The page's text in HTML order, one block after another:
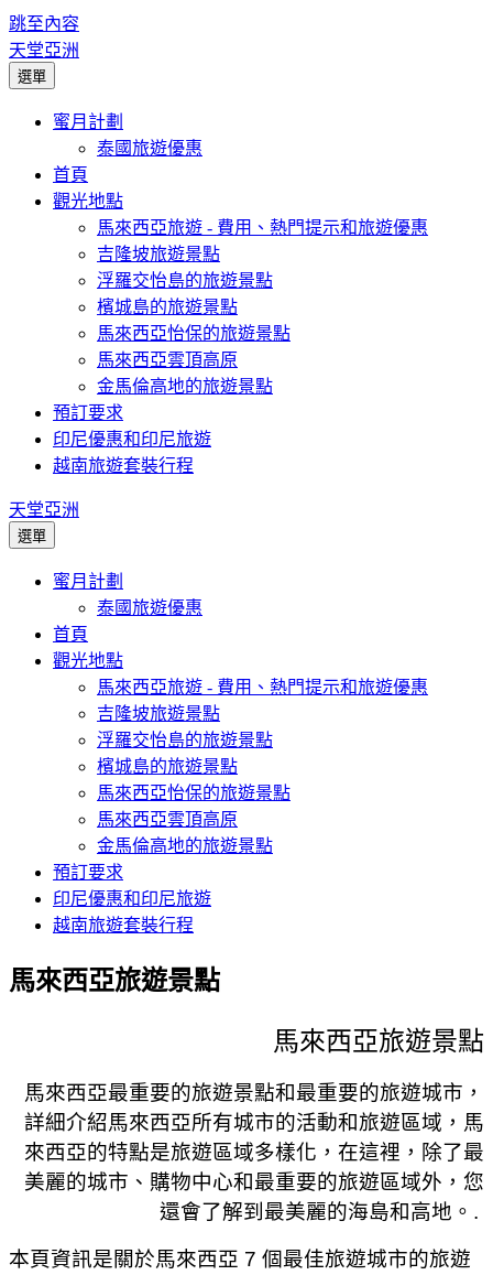
跳至內容
天堂亞洲
選單
蜜月計劃
泰國旅遊優惠
首頁
觀光地點
馬來西亞旅遊 - 費用、熱門提示和旅遊優惠
吉隆坡旅遊景點
浮羅交怡島的旅遊景點
檳城島的旅遊景點
馬來西亞怡保的旅遊景點
馬來西亞雲頂高原
金馬倫高地的旅遊景點
預訂要求
印尼優惠和印尼旅遊
越南旅遊套裝行程
天堂亞洲
選單
蜜月計劃
泰國旅遊優惠
首頁
觀光地點
馬來西亞旅遊 - 費用、熱門提示和旅遊優惠
吉隆坡旅遊景點
浮羅交怡島的旅遊景點
檳城島的旅遊景點
馬來西亞怡保的旅遊景點
馬來西亞雲頂高原
金馬倫高地的旅遊景點
預訂要求
印尼優惠和印尼旅遊
越南旅遊套裝行程
馬來西亞旅遊景點
馬來西亞旅遊景點
馬來西亞最重要的旅遊景點和最重要的旅遊城市，
詳細介紹馬來西亞所有城市的活動和旅遊區域，馬
來西亞的特點是旅遊區域多樣化，在這裡，除了最
美麗的城市、購物中心和最重要的旅遊區域外，您
還會了解到最美麗的海島和高地。.
本頁資訊是關於馬來西亞 7 個最佳旅遊城市的旅遊